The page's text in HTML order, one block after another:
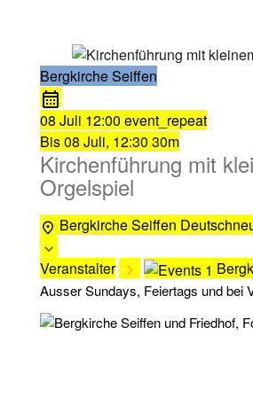
Bergkirche Seiffen
08 Juli 12:00 event_repeat
Bis08 Juli, 12:30 30m
Kirchenführung mit
Orgelspiel
Bergkirche Seiffen
Veranstalter
Ausser Sundays, Feiertags und bei